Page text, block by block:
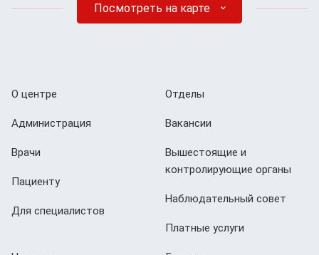
Посмотреть на карте
О центре
Администрация
Врачи
Пациенту
Для специалистов
Отделы
Вакансии
Вышестоящие и
контролирующие органы
Наблюдательный совет
Платные услуги